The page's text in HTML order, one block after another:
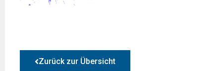
Zurück zur Übersicht